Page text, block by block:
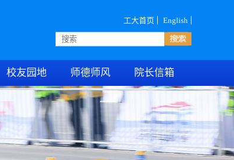
工大首页 English
校友园地 师德师风 院长信箱